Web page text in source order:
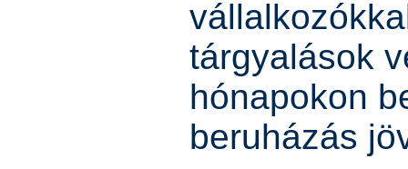
tárgyalások
hónapokon
beruházás